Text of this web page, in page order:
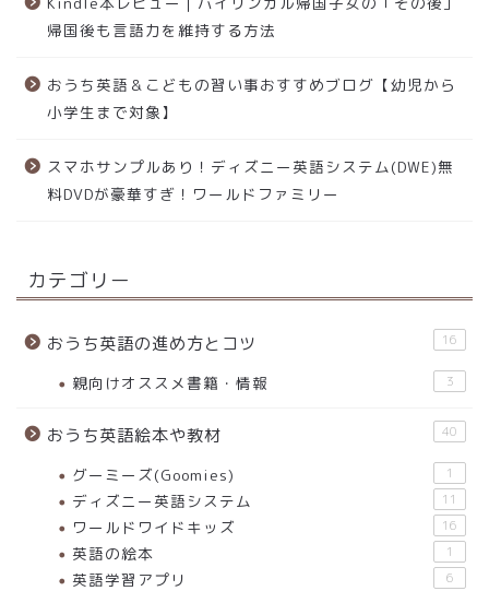
帰国後も言語力を維持する方法
おうち英語＆こどもの習い事おすすめブログ【幼児から
小学生まで対象】
スマホサンプルあり！ディズニー英語システム(DWE)無
料DVDが豪華すぎ！ワールドファミリー
カテゴリー
おうち英語の進め方とコツ 16
親向けオススメ書籍・情報 3
おうち英語絵本や教材 40
グーミーズ(Goomies) 1
ディズニー英語システム 11
ワールドワイドキッズ 16
英語の絵本 1
英語学習アプリ 6